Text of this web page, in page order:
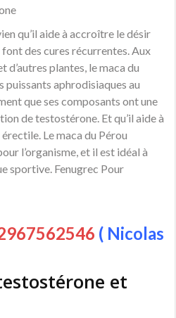
qu’il aide à accroître le désir
des cures récurrentes. Aux
d’autres plantes, le maca du
puissants aphrodisiaques au
que ses composants ont une
de testostérone. Et qu’il aide à
Le maca du Pérou
l’organisme, et il est idéal à
sportive. Fenugrec Pour
( Nicolas
et